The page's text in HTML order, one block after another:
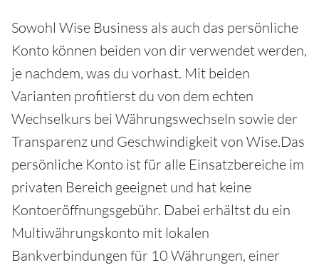
Sowohl Wise Business als auch das persönliche
Konto können beiden von dir verwendet werden,
je nachdem, was du vorhast. Mit beiden
Varianten profitierst du von dem echten
Wechselkurs bei Währungswechseln sowie der
Transparenz und Geschwindigkeit von Wise.Das
persönliche Konto ist für alle Einsatzbereiche im
privaten Bereich geeignet und hat keine
Kontoeröffnungsgebühr. Dabei erhältst du ein
Multiwährungskonto mit lokalen
Bankverbindungen für 10 Währungen, einer